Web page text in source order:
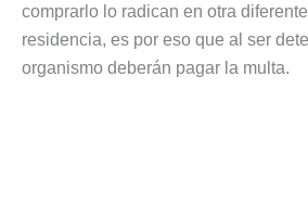
comprarlo lo radican en otra
residencia, es por eso que al ser
organismo deberán pagar la multa.